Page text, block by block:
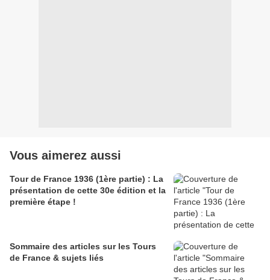
Vous aimerez aussi
Tour de France 1936 (1ère partie) : La
présentation de cette 30e édition et la
première étape !
Sommaire des articles sur les Tours
de France & sujets liés